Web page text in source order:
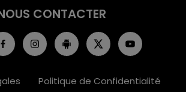
CONTACTER
Politique de Confidentialité